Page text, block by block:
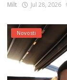
Milt Jul 28, 2026
Novosti